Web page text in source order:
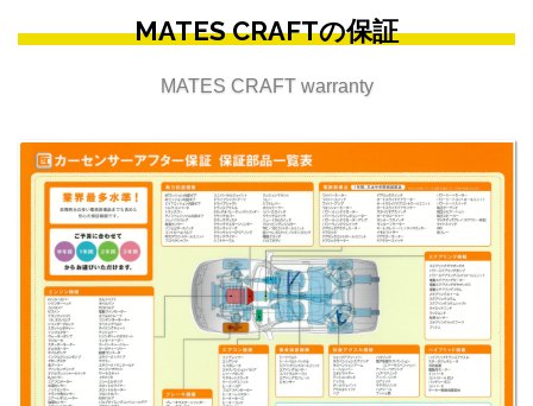
MATES CRAFTの保証
MATES CRAFT warranty